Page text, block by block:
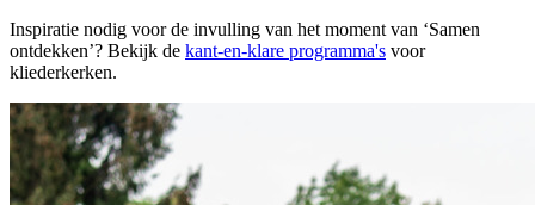
Inspiratie nodig voor de invulling van het moment van ‘Samen
ontdekken’? Bekijk de kant-en-klare programma's voor
kliederkerken.